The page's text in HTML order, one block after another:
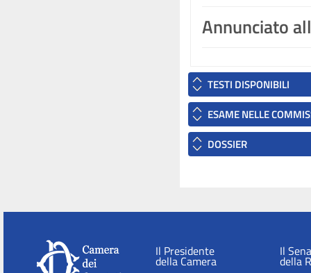
Annunciato
TESTI DISPONIBILI
ESAME NELLE
DOSSIER
Il Presidente
della Camera
Il
della